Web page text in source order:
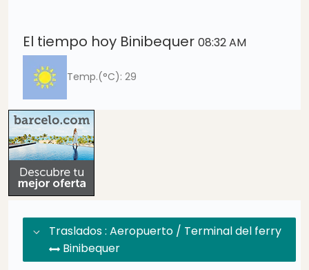
El tiempo hoy Binibequer 08:32 AM
Temp.(°C): 29
Traslados : Aeropuerto / Terminal del ferry
Binibequer